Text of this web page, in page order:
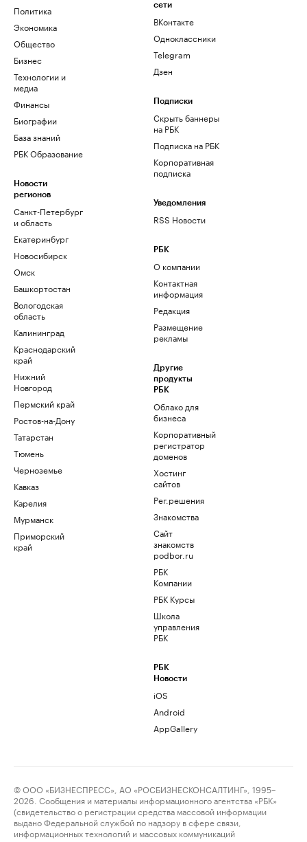
Политика
Экономика
Общество
Бизнес
Технологии и
медиа
Финансы
Биографии
База знаний
РБК Образование
Новости
регионов
Санкт-Петербург
и область
Екатеринбург
Новосибирск
Омск
Башкортостан
Вологодская
область
Калининград
Краснодарский
край
Нижний
Новгород
Пермский край
Ростов-на-Дону
Татарстан
Тюмень
Черноземье
Кавказ
Карелия
Мурманск
Приморский
край
сети
ВКонтакте
Одноклассники
Telegram
Дзен
Подписки
Скрыть баннеры
на РБК
Подписка на РБК
Корпоративная
подписка
Уведомления
RSS Новости
РБК
О компании
Контактная
информация
Редакция
Размещение
рекламы
Другие
продукты
РБК
Облако для
бизнеса
Корпоративный
регистратор
доменов
Хостинг
сайтов
Рег.решения
Знакомства
Сайт
знакомств
podbor.ru
РБК
Компании
РБК Курсы
Школа
управления
РБК
РБК
Новости
iOS
Android
AppGallery
© ООО «БИЗНЕСПРЕСС», АО «РОСБИЗНЕСКОНСАЛТИНГ», 1995–
2026. Сообщения и материалы информационного агентства «РБК»
(свидетельство о регистрации средства массовой информации
выдано Федеральной службой по надзору в сфере связи,
информационных технологий и массовых коммуникаций